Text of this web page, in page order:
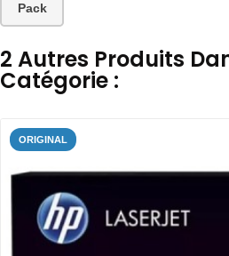
Pack
2 Autres Produits
Catégorie :
ORIGINAL